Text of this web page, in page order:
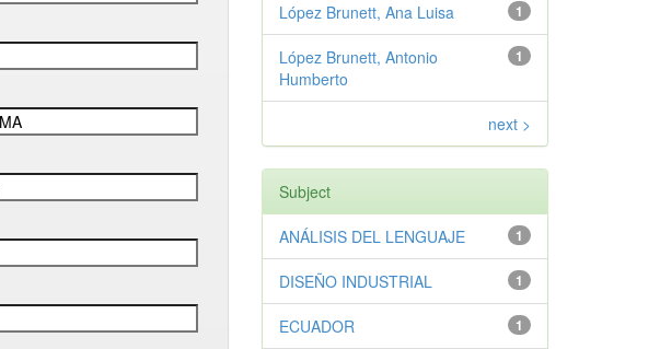
1
López Brunett, Ana Luisa
1
López Brunett, Antonio
Humberto
next >
Subject
1
ANÁLISIS DEL LENGUAJE
1
DISEÑO INDUSTRIAL
1
ECUADOR